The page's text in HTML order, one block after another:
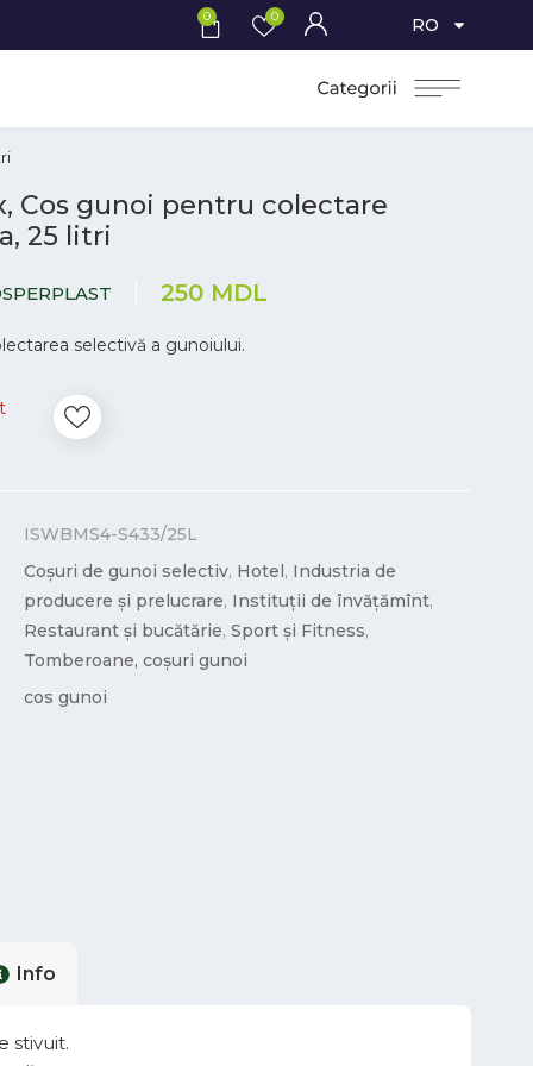
0 0 RO
Cos gunoi pentru colectare
25 litri
250 MDL
selectivă a gunoiului.
ISWBMS4-S433/25L
Coșuri de gunoi selectiv, Hotel , Industria de
producere și prelucrare, Instituții de învățămînt,
Restaurant și bucătărie,Sport și Fitness,
Tomberoane, coșuri gunoi
cos gunoi
Info
stivuit.